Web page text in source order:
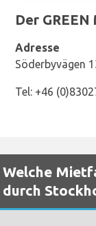
Der
Adresse
Söderbyvägen
Tel: +46
Welche
durch